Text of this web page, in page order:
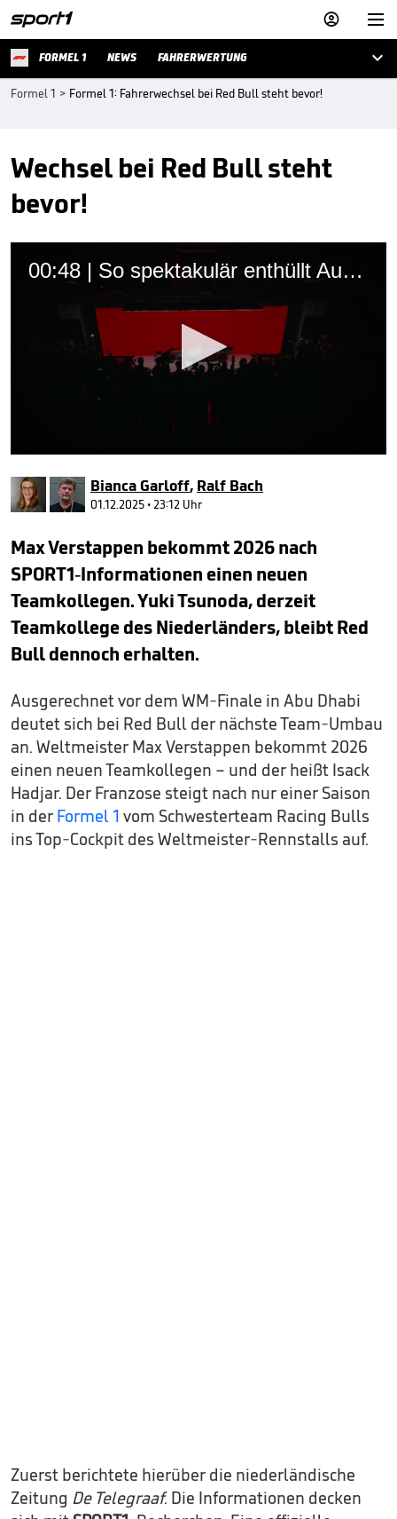


FORMEL 1 NEWS FAHRERWERTUNG 
Formel 1 > Formel 1: Fahrerwechsel bei Red Bull steht bevor!
Wechsel bei Red Bull steht
bevor!
00:48 | So spektakulär enthüllt Audi das Design seines F1-Autos
seconds
of
48
seconds
Bianca Garloff, Ralf Bach
01.12.2025 • 23:12 Uhr
Max Verstappen bekommt 2026 nach
SPORT1-Informationen einen neuen
Teamkollegen. Yuki Tsunoda, derzeit
Teamkollege des Niederländers, bleibt Red
Bull dennoch erhalten.
Ausgerechnet vor dem WM-Finale in Abu Dhabi
deutet sich bei Red Bull der nächste Team-Umbau
an. Weltmeister Max Verstappen bekommt 2026
einen neuen Teamkollegen – und der heißt Isack
Hadjar. Der Franzose steigt nach nur einer Saison
in der Formel 1 vom Schwesterteam Racing Bulls
ins Top-Cockpit des Weltmeister-Rennstalls auf.
Zuerst berichtete hierüber die niederländische
Zeitung De Telegraaf. Die Informationen decken